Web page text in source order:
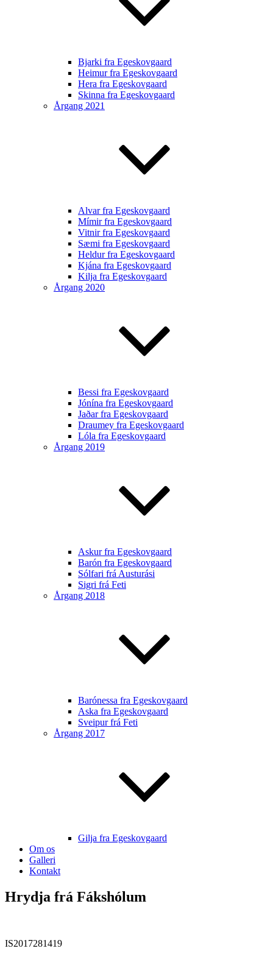
Bjarki fra Egeskovgaard
Heimur fra Egeskovgaard
Hera fra Egeskovgaard
Skinna fra Egeskovgaard
Årgang 2021
Alvar fra Egeskovgaard
Mímir fra Egeskovgaard
Vitnir fra Egeskovgaard
Sæmi fra Egeskovgaard
Heldur fra Egeskovgaard
Kjána fra Egeskovgaard
Kilja fra Egeskovgaard
Årgang 2020
Bessi fra Egeskovgaard
Jónína fra Egeskovgaard
Jaðar fra Egeskovgaard
Draumey fra Egeskovgaard
Lóla fra Egeskovgaard
Årgang 2019
Askur fra Egeskovgaard
Barón fra Egeskovgaard
Sólfari frá Austurási
Sigri frá Feti
Årgang 2018
Barónessa fra Egeskovgaard
Aska fra Egeskovgaard
Sveipur frá Feti
Årgang 2017
Gilja fra Egeskovgaard
Om os
Galleri
Kontakt
Hrydja frá Fákshólum
IS2017281419